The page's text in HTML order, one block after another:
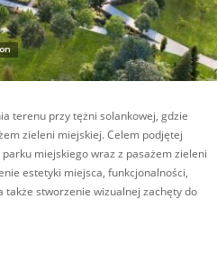
terenu przy tężni solankowej, gdzie
zieleni miejskiej. Celem podjętej
miejskiego wraz z pasażem zieleni
estetyki miejsca, funkcjonalności,
stworzenie wizualnej zachęty do